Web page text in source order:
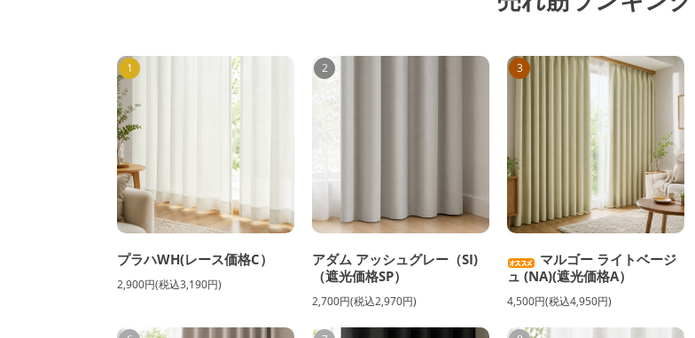
1
プラハWH(レース価格C）
2,900円(税込3,190円)
2
アダム アッシュグレー（SI)
（遮光価格SP）
2,700円(税込2,970円)
3
マルゴー ライトベージ
ュ (NA)(遮光価格A）
4,500円(税込4,950円)